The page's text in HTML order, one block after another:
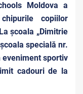
Moldova a
copiilor
școala „Dimitrie
specială nr.
eveniment sportiv
cadouri de la